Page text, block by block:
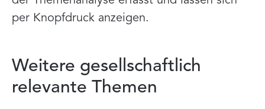
per Knopfdruck anzeigen.
Weitere gesellschaftlich
relevante Themen